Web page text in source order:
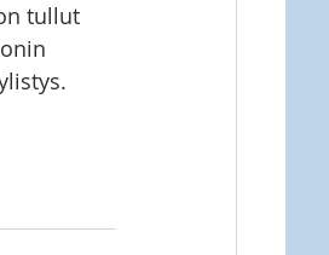
tullut